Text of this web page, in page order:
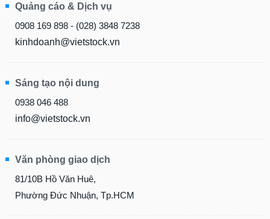
Quảng cáo & Dịch vụ
0908 169 898 - (028) 3848 7238
kinhdoanh@vietstock.vn
Sáng tạo nội dung
0938 046 488
info@vietstock.vn
Văn phòng giao dịch
81/10B Hồ Văn Huê,
Phường Đức Nhuận, Tp.HCM